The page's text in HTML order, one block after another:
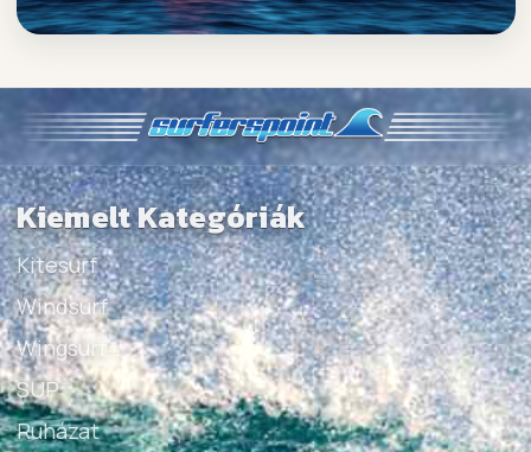
Kiemelt Kategóriák
Kitesurf
Windsurf
Wingsurf
SUP
Ruházat